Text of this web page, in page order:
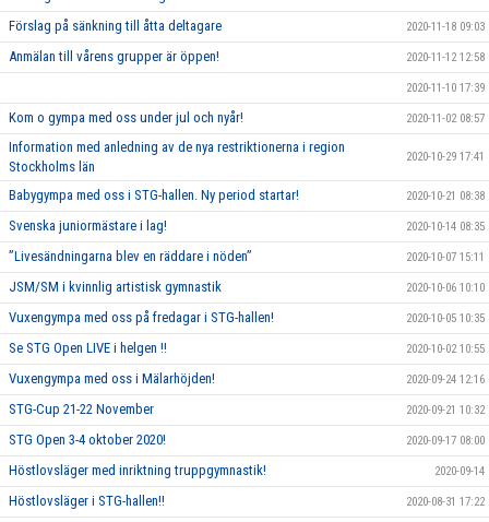
Förslag på sänkning till åtta deltagare 2020-11-18 09:03
Anmälan till vårens grupper är öppen! 2020-11-12 12:58
2020-11-10 17:39
Kom o gympa med oss under jul och nyår! 2020-11-02 08:57
Information med anledning av de nya restriktionerna i region
Stockholms län
2020-10-29 17:41
Babygympa med oss i STG-hallen. Ny period startar! 2020-10-21 08:38
Svenska juniormästare i lag! 2020-10-14 08:35
”Livesändningarna blev en räddare i nöden” 2020-10-07 15:11
JSM/SM i kvinnlig artistisk gymnastik 2020-10-06 10:10
Vuxengympa med oss på fredagar i STG-hallen! 2020-10-05 10:35
Se STG Open LIVE i helgen !! 2020-10-02 10:55
Vuxengympa med oss i Mälarhöjden! 2020-09-24 12:16
STG-Cup 21-22 November 2020-09-21 10:32
STG Open 3-4 oktober 2020! 2020-09-17 08:00
Höstlovsläger med inriktning truppgymnastik! 2020-09-14
Höstlovsläger i STG-hallen!! 2020-08-31 17:22